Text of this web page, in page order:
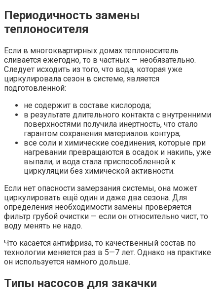
Периодичность замены
теплоносителя
Если в многоквартирных домах теплоноситель
сливается ежегодно, то в частных — необязательно.
Следует исходить из того, что вода, которая уже
циркулировала сезон в системе, является
подготовленной:
не содержит в составе кислорода;
в результате длительного контакта с внутренними
поверхностями получила инертность, что стало
гарантом сохранения материалов контура;
все соли и химические соединения, которые при
нагревании превращаются в осадок и накипь, уже
выпали, и вода стала приспособленной к
циркуляции без химической активности.
Если нет опасности замерзания системы, она может
циркулировать ещё один и даже два сезона. Для
определения необходимости замены проверяется
фильтр грубой очистки — если он относительно чист, то
воду менять не надо.
Что касается антифриза, то качественный состав по
технологии меняется раз в 5—7 лет. Однако на практике
он используется намного дольше.
Типы насосов для закачки